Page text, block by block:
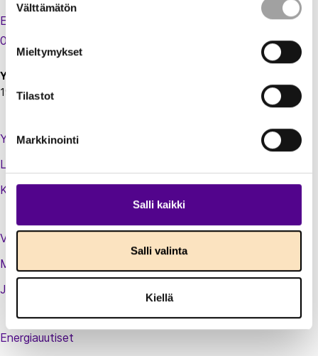
valinta
Välttämätön
Mieltymykset
Tilastot
Markkinointi
Salli kaikki
Salli valinta
Kiellä
Eteläranta 10,
00130 Helsinki
Y-tunnus:
1924697-5
Yhteystiedot
Laskutustiedot
Kirjaudu sisään jäsenextraan
Vastuullisuusteot
Medialle
Jäsenluettelo
Energiauutiset